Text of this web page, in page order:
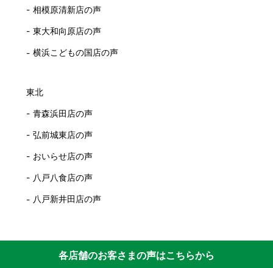
相模原清新店の声
東大和向原店の声
横浜こどもの国店の声
東北
青森浜田店の声
弘前城東店の声
おいらせ店の声
八戸八食店の声
八戸新井田店の声
各店舗のお客さまの声はこちらから